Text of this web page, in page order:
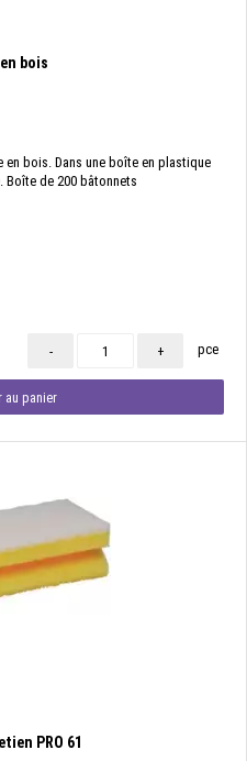
bois
bois. Dans une boîte en plastique
Boîte de 200 bâtonnets
- + pce
au panier
PRO 61